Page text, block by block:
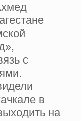
с
в
на